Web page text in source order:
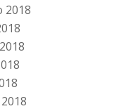
2018